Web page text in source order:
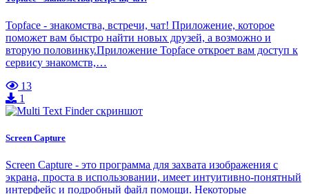
Topface - знакомства, встречи, чат! Приложение, которое
поможет вам быстро найти новых друзей, а возможно и
вторую половинку.Приложение Topface откроет вам доступ к
сервису знакомств,…
13
1
Screen Capture
Screen Capture - это программа для захвата изображения с
экрана, проста в использовании, имеет интуитивно-понятный
интерфейс и подробный файл помощи. Некоторые